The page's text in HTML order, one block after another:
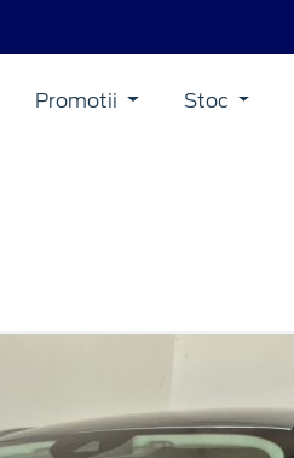
Promotii Stoc